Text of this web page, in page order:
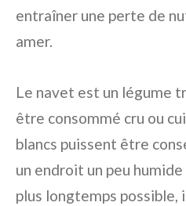
entraîner une perte de
amer.
Le navet est un légume
être consommé cru ou
blancs puissent être
un endroit un peu
plus longtemps